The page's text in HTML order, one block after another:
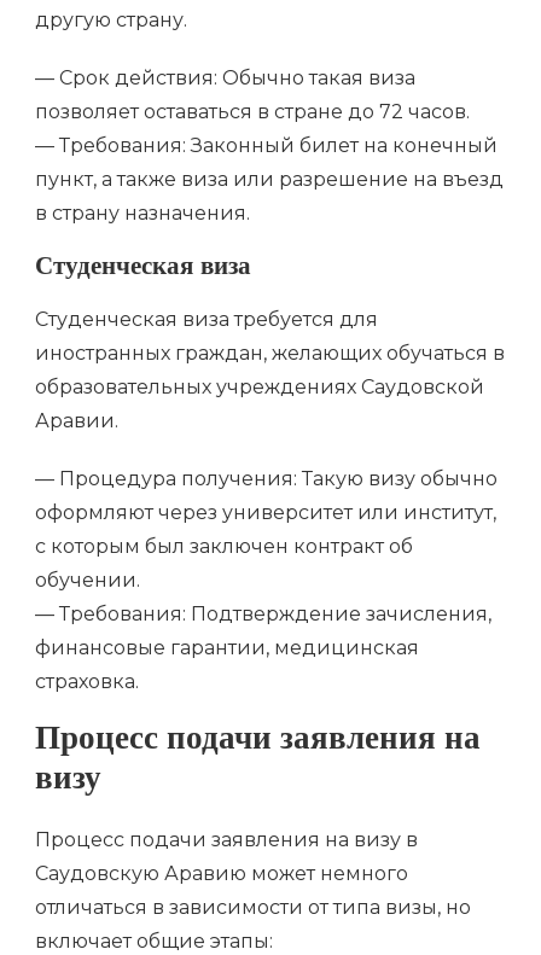
другую страну.
— Срок действия: Обычно такая виза
позволяет оставаться в стране до 72 часов.
— Требования: Законный билет на конечный
пункт, а также виза или разрешение на въезд
в страну назначения.
Студенческая виза
Студенческая виза требуется для
иностранных граждан, желающих обучаться в
образовательных учреждениях Саудовской
Аравии.
— Процедура получения: Такую визу обычно
оформляют через университет или институт,
с которым был заключен контракт об
обучении.
— Требования: Подтверждение зачисления,
финансовые гарантии, медицинская
страховка.
Процесс подачи заявления на
визу
Процесс подачи заявления на визу в
Саудовскую Аравию может немного
отличаться в зависимости от типа визы, но
включает общие этапы: